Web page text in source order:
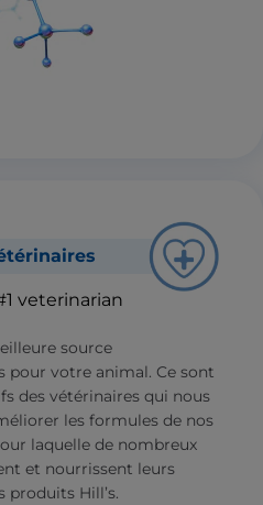
veterinarian
source
pour votre animal. Ce sont
des vétérinaires qui nous
les formules de nos
laquelle de nombreux
et nourrissent leurs
produits Hill’s.